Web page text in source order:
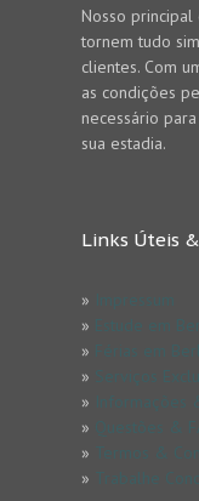
Nosso
tornem tudo
clientes. Com
as condições
necessário
sua estadia.
Links Úteis
»
»
»
»
»
»
»
»